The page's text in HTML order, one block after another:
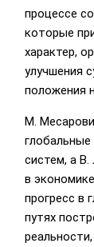
процессе
которые
характер,
улучшения
положения
М.
глобальные
систем, а
в
прогресс в
путях